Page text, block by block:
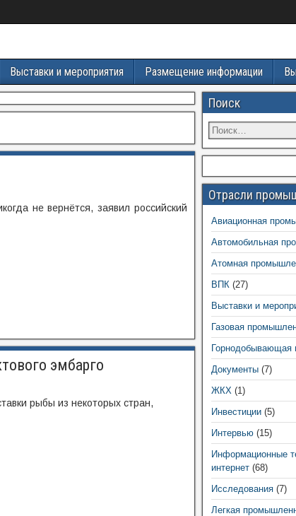
Выставки и мероприятия Размещение информации
не вернётся, заявил российский
эмбарго
рыбы из некоторых стран,
Поиск
Отрасли
Авиационная
Автомобильная
Атомная
ВПК(27)
Выставки и
Газовая
Горнодобывающая
Документы(7)
ЖКХ(1)
Инвестиции(5)
Интервью(15)
Информационные
интернет(68)
Исследования(7)
Легкая